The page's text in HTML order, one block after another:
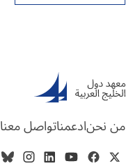
من نحنادعمناتواصل معنا